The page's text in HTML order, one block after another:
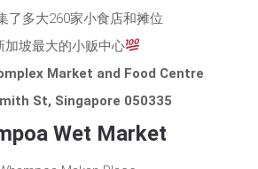
了多大260家小食店和摊位
加坡最大的小贩中心
Market and Food Centre
St, Singapore 050335
Wet Market